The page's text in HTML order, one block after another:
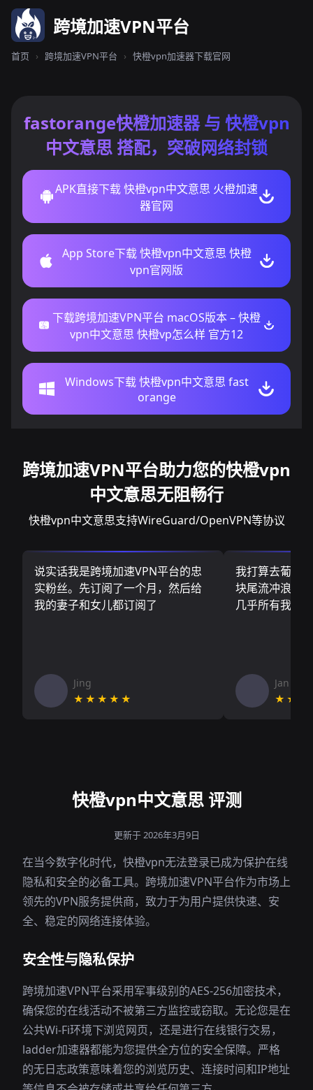
跨境加速VPN平台
首页 › 跨境加速VPN平台 › 快橙vpn加速器下载官网
fastorange快橙加速器 与 快橙vpn
中文意思 搭配，突破网络封锁
APK直接下载 快橙vpn中文意思 火橙加速
器官网
App Store下载 快橙vpn中文意思 快橙
vpn官网版
下载跨境加速VPN平台 macOS版本 – 快橙
vpn中文意思 快橙vp怎么样 官方12
Windows下载 快橙vpn中文意思 fast
orange
跨境加速VPN平台助力您的快橙vpn
中文意思无阻畅行
快橙vpn中文意思支持WireGuard/OpenVPN等协议
说实话我是跨境加速VPN平台的忠
实粉丝。先订阅了一个月，然后给
我的妻子和女儿都订阅了
Jing
★★★★★
我打算去葡萄
块尾流冲浪板
几乎所有我需
Jan V
快橙vpn中文意思 评测
更新于 2026年3月9日
在当今数字化时代，快橙vpn无法登录已成为保护在线
隐私和安全的必备工具。跨境加速VPN平台作为市场上
领先的VPN服务提供商，致力于为用户提供快速、安
全、稳定的网络连接体验。
安全性与隐私保护
跨境加速VPN平台采用军事级别的AES-256加密技术，
确保您的在线活动不被第三方监控或窃取。无论您是在
公共Wi-Fi环境下浏览网页，还是进行在线银行交易，
ladder加速器都能为您提供全方位的安全保障。严格
的无日志政策意味着您的浏览历史、连接时间和IP地址